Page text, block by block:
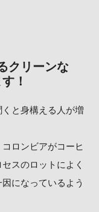
クリーンな
！
と身構える人が増
ロンビアがコーヒ
スのロットによく
になっているよう